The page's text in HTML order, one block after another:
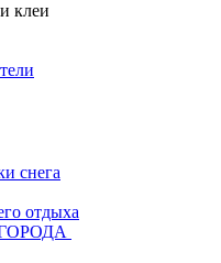
клеи
снега
отдыха